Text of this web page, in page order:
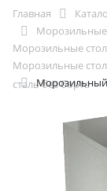
Главная
Морозильные
Морозильные
Морозильные
сталь без борта
Морозильный